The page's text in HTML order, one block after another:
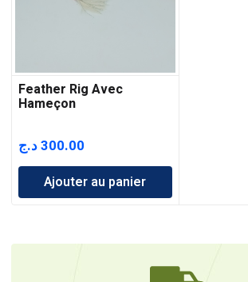
Feather Rig Avec
Hameçon
300.00د.ج
Ajouter au panier